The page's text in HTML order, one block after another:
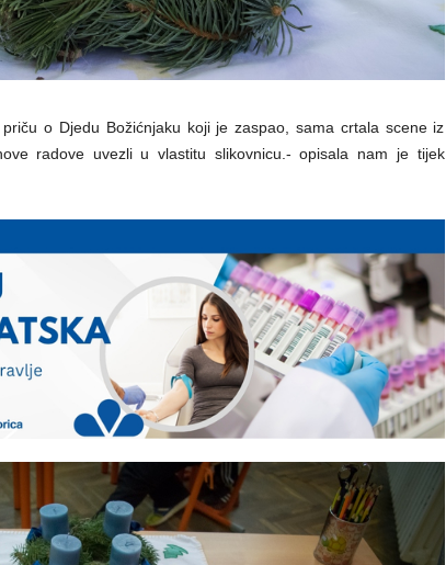
o Djedu Božićnjaku koji je zaspao, sama crtala scene iz
radove uvezli u vlastitu slikovnicu.- opisala nam je tijek